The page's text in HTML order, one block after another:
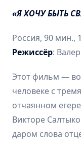
«Я ХОЧУ БЫТЬ
Россия, 90 мин.,
Режиссёр:
Этот фильм —
человеке с
отчаянном
Викторе
даром слова